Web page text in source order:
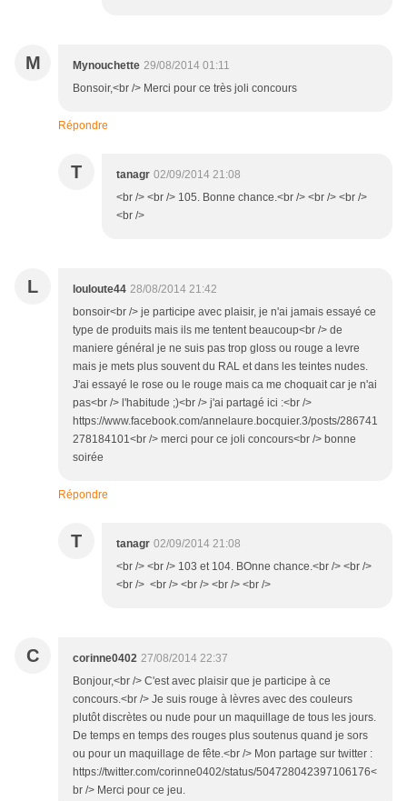
M Mynouchette 29/08/2014 01:11
Bonsoir,<br /> Merci pour ce très joli concours
Répondre
T tanagr 02/09/2014 21:08
<br /> <br /> 105. Bonne chance.<br /> <br /> <br />
<br />
L louloute44 28/08/2014 21:42
bonsoir<br /> je participe avec plaisir, je n'ai jamais essayé ce
type de produits mais ils me tentent beaucoup<br /> de
maniere général je ne suis pas trop gloss ou rouge a levre
mais je mets plus souvent du RAL et dans les teintes nudes.
J'ai essayé le rose ou le rouge mais ca me choquait car je n'ai
pas<br /> l'habitude ;)<br /> j'ai partagé ici :<br />
https://www.facebook.com/annelaure.bocquier.3/posts/286741
278184101<br /> merci pour ce joli concours<br /> bonne
soirée
Répondre
T tanagr 02/09/2014 21:08
<br /> <br /> 103 et 104. BOnne chance.<br /> <br />
<br /> <br /> <br /> <br /> <br />
C corinne0402 27/08/2014 22:37
Bonjour,<br /> C'est avec plaisir que je participe à ce
concours.<br /> Je suis rouge à lèvres avec des couleurs
plutôt discrètes ou nude pour un maquillage de tous les jours.
De temps en temps des rouges plus soutenus quand je sors
ou pour un maquillage de fête.<br /> Mon partage sur twitter :
https://twitter.com/corinne0402/status/504728042397106176<
br /> Merci pour ce jeu.